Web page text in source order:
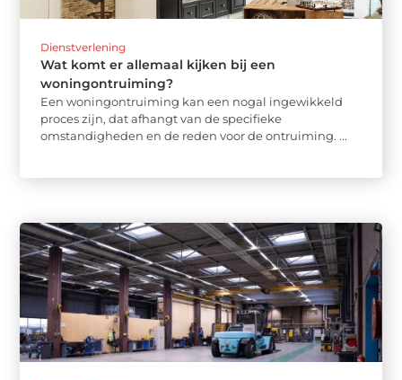
Dienstverlening
Wat komt er allemaal kijken bij een
woningontruiming?
Een woningontruiming kan een nogal ingewikkeld
proces zijn, dat afhangt van de specifieke
omstandigheden en de reden voor de ontruiming. ...